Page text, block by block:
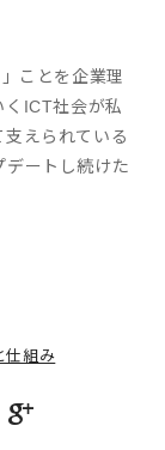
ことを企業理
くICT社会が私
えられている
デートし続けた
仕組み